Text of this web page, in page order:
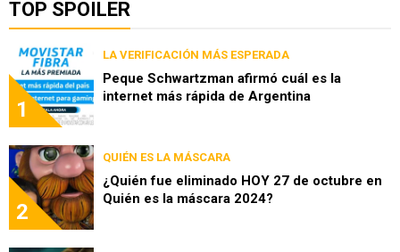
TOP SPOILER
1
LA VERIFICACIÓN MÁS ESPERADA
Peque Schwartzman afirmó cuál es la
internet más rápida de Argentina
2
QUIÉN ES LA MÁSCARA
¿Quién fue eliminado HOY 27 de octubre en
Quién es la máscara 2024?